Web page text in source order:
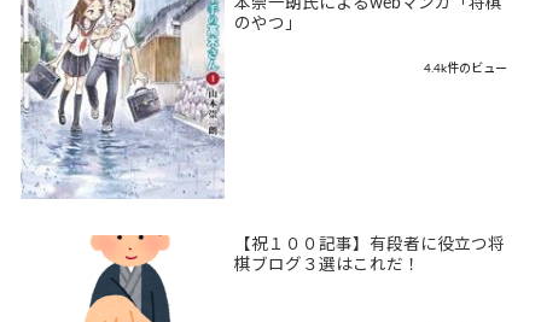
本崇一朗氏によるwebマンガ「将棋
のやつ」
4.4k件のビュー
【祝１００記事】有段者に役立つ将
棋ブログ３選はこれだ！